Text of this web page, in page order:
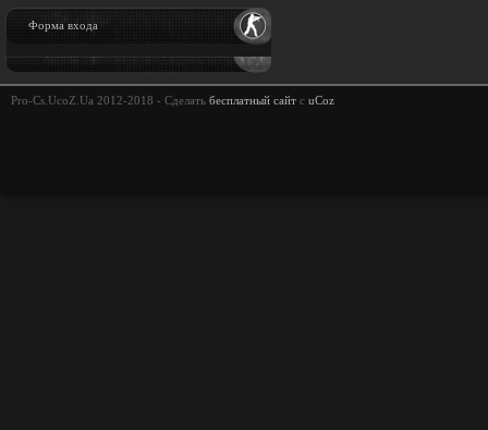
Форма входа
Pro-Cs.UcoZ.Ua 2012-2018 - Сделать бесплатный сайт с uCoz